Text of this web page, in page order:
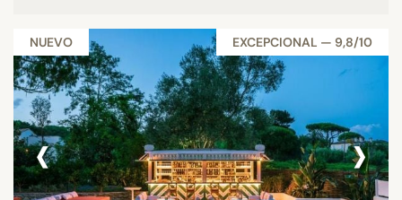
NUEVO EXCEPCIONAL — 9,8/10
‹ ›